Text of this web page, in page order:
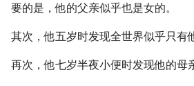
要的是，他的父亲似乎也是女的。
其次，他五岁时发现全世界似乎只有
再次，他七岁半夜小便时发现他的母